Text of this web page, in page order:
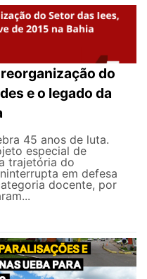
do
e o legado da
45 anos de luta.
especial de
trajetória do
em defesa
docente, por